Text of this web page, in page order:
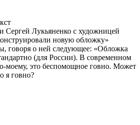
Сергей Лукьяненко с художницей
новую обложку»
говоря о ней следующее: «Обложка
(для России). В современном
моему, это беспомощное говно. Может
я говно?